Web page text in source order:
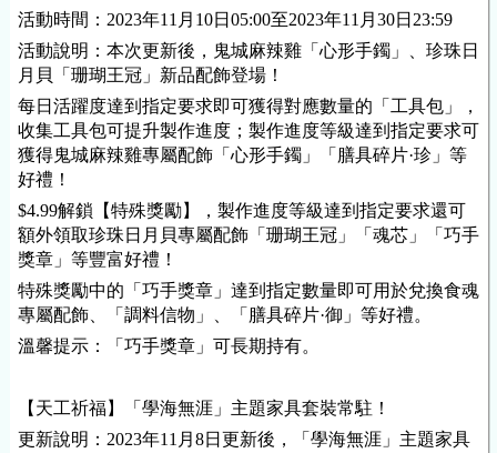
活動時間：2023年11月10日05:00至2023年11月30日23:59
活動說明：本次更新後，鬼城麻辣雞「心形手鐲」、珍珠日
月貝「珊瑚王冠」新品配飾登場！
每日活躍度達到指定要求即可獲得對應數量的「工具包」，
收集工具包可提升製作進度；製作進度等級達到指定要求可
獲得鬼城麻辣雞專屬配飾「心形手鐲」「膳具碎片·珍」等
好禮！
$4.99解鎖【特殊獎勵】，製作進度等級達到指定要求還可
額外領取珍珠日月貝專屬配飾「珊瑚王冠」「魂芯」「巧手
獎章」等豐富好禮！
特殊獎勵中的「巧手獎章」達到指定數量即可用於兌換食魂
專屬配飾、「調料信物」、「膳具碎片·御」等好禮。
溫馨提示：「巧手獎章」可長期持有。
【天工祈福】「學海無涯」主題家具套裝常駐！
更新說明：2023年11月8日更新後，「學海無涯」主題家具